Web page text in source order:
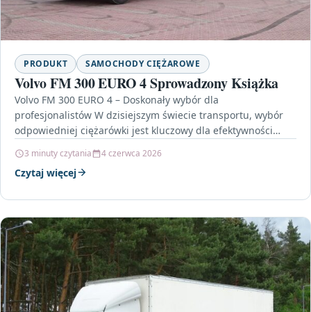
PRODUKT SAMOCHODY CIĘŻAROWE
Volvo FM 300 EURO 4 Sprowadzony Książka
Volvo FM 300 EURO 4 – Doskonały wybór dla
profesjonalistów W dzisiejszym świecie transportu, wybór
odpowiedniej ciężarówki jest kluczowy dla efektywności
3 minuty czytania 4 czerwca 2026
Czytaj więcej